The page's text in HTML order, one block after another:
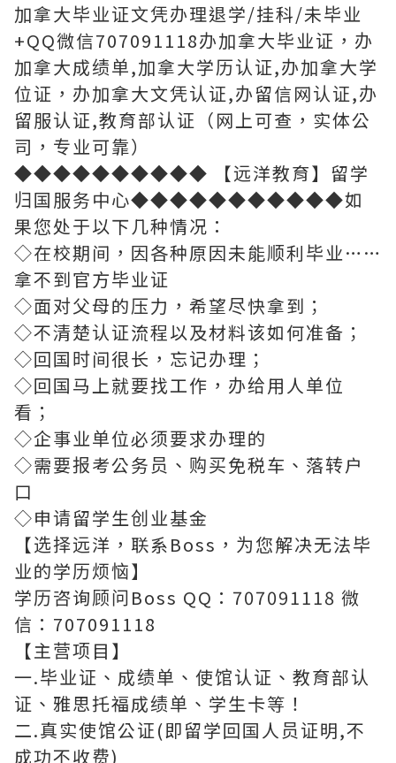
加拿大毕业证文凭办理退学/挂科/未毕业
+QQ微信707091118办加拿大毕业证，办
加拿大成绩单,加拿大学历认证,办加拿大学
位证，办加拿大文凭认证,办留信网认证,办
留服认证,教育部认证（网上可查，实体公
司，专业可靠）
◆◆◆◆◆◆◆◆◆◆ 【远洋教育】留学
归国服务中心◆◆◆◆◆◆◆◆◆◆◆如
果您处于以下几种情况：
◇在校期间，因各种原因未能顺利毕业……
拿不到官方毕业证
◇面对父母的压力，希望尽快拿到；
◇不清楚认证流程以及材料该如何准备；
◇回国时间很长，忘记办理；
◇回国马上就要找工作，办给用人单位
看；
◇企事业单位必须要求办理的
◇需要报考公务员、购买免税车、落转户
口
◇申请留学生创业基金
【选择远洋，联系Boss，为您解决无法毕
业的学历烦恼】
学历咨询顾问Boss QQ：707091118 微
信：707091118
【主营项目】
一.毕业证、成绩单、使馆认证、教育部认
证、雅思托福成绩单、学生卡等！
二.真实使馆公证(即留学回国人员证明,不
成功不收费)